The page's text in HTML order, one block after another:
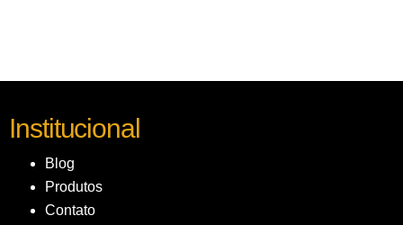
Institucional
Blog
Produtos
Contato